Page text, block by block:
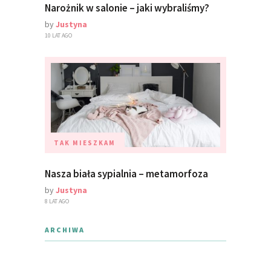
Narożnik w salonie – jaki wybraliśmy?
byJustyna
10 LAT AGO
TAK MIESZKAM
Nasza biała sypialnia – metamorfoza
byJustyna
8 LAT AGO
ARCHIWA